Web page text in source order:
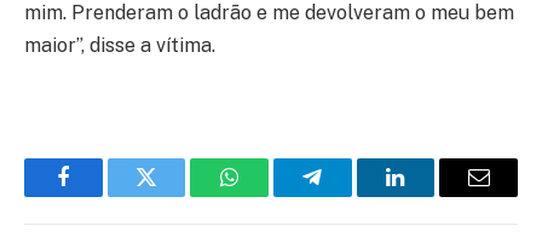
mim. Prenderam o ladrão e me devolveram o meu bem
maior”, disse a vítima.
FacebookTwitter WhatsAppTelegramLinkedInEmail